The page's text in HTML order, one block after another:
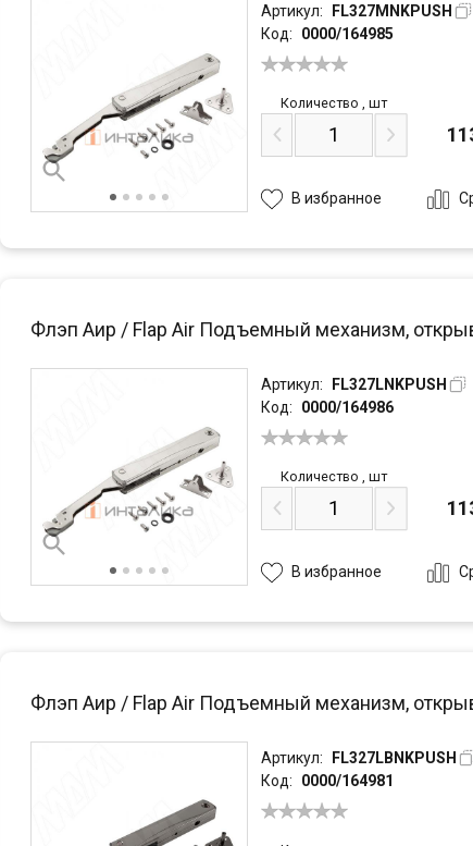
Артикул:
FL327MNKPUSH
Код:
0000/164985
Количество ,шт
В избранное
Флэп Аир / Flap Air Подъемный механизм,
Артикул:
FL327LNKPUSH
Код:
0000/164986
Количество ,шт
В избранное
Флэп Аир / Flap Air Подъемный механизм,
Артикул:
FL327LBNKPUSH
Код:
0000/164981